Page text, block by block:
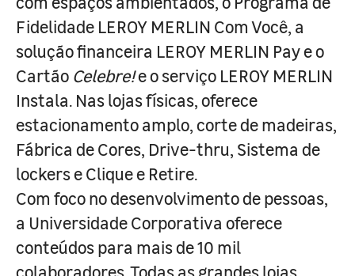
Fidelidade LEROY MERLIN Com Você, a
solução financeira LEROY MERLIN Pay e o
Cartão Celebre!e o serviço LEROY MERLIN
Instala. Nas lojas físicas, oferece
estacionamento amplo, corte de madeiras,
Fábrica de Cores, Drive-thru, Sistema de
lockers e Clique e Retire.
Com foco no desenvolvimento de pessoas,
a Universidade Corporativa oferece
conteúdos para mais de 10 mil
colaboradores. Todas as grandes lojas